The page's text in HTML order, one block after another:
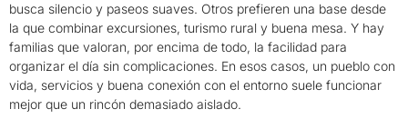
busca silencio y paseos suaves. Otros prefieren una base desde
la que combinar excursiones, turismo rural y buena mesa. Y hay
familias que valoran, por encima de todo, la facilidad para
organizar el día sin complicaciones. En esos casos, un pueblo con
vida, servicios y buena conexión con el entorno suele funcionar
mejor que un rincón demasiado aislado.